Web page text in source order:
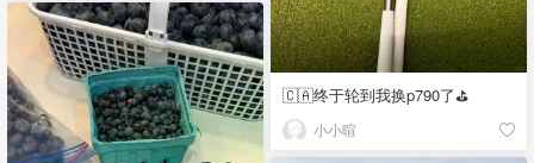
🇨🇦终于轮到我换p790了⛳️
小小暄